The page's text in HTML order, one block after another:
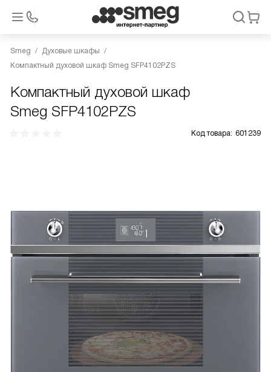
Smeg
Духовые шкафы
Компактный духовой шкаф Smeg SFP4102PZS
Компактный духовой шкаф
Smeg SFP4102PZS
Код товара: 601239